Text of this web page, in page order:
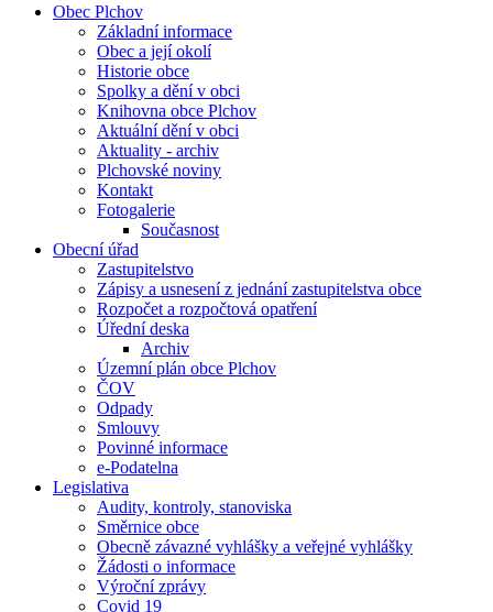
Obec Plchov
Základní informace
Obec a její okolí
Historie obce
Spolky a dění v obci
Knihovna obce Plchov
Aktuální dění v obci
Aktuality - archiv
Plchovské noviny
Kontakt
Fotogalerie
Současnost
Obecní úřad
Zastupitelstvo
Zápisy a usnesení z jednání zastupitelstva obce
Rozpočet a rozpočtová opatření
Úřední deska
Archiv
Územní plán obce Plchov
ČOV
Odpady
Smlouvy
Povinné informace
e-Podatelna
Legislativa
Audity, kontroly, stanoviska
Směrnice obce
Obecně závazné vyhlášky a veřejné vyhlášky
Žádosti o informace
Výroční zprávy
Covid 19